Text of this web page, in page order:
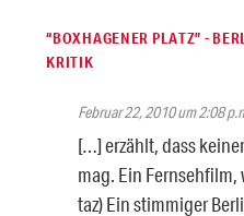
“BOXHAGENER PLATZ” -
KRITIK
Februar 22, 2010 um 2:08
[…] erzählt, dass
mag. Ein
taz) Ein stimmiger